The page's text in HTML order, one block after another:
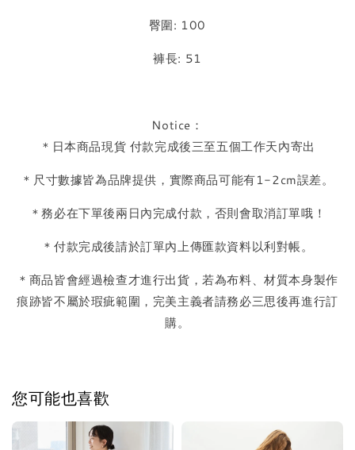
臀圍: 100
褲長: 51
Notice：
＊日本商品現貨 付款完成後三至五個工作天內寄出
＊尺寸數據皆為品牌提供，實際商品可能有1-2cm誤差。
＊務必在下單後兩日內完成付款，否則會取消訂單哦！
＊付款完成後請於訂單內上傳匯款資料以利對帳。
＊商品皆會經過檢查才進行出貨，若為布料、材質本身製作
痕跡皆不屬於瑕疵範圍，完美主義者請務必三思後再進行訂
購。
您可能也喜歡